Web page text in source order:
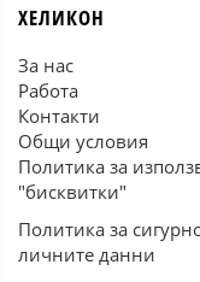
ХЕЛИКОН
За нас
Работа
Контакти
Общи условия
Политика за
"бисквитки"
Политика за
личните данни